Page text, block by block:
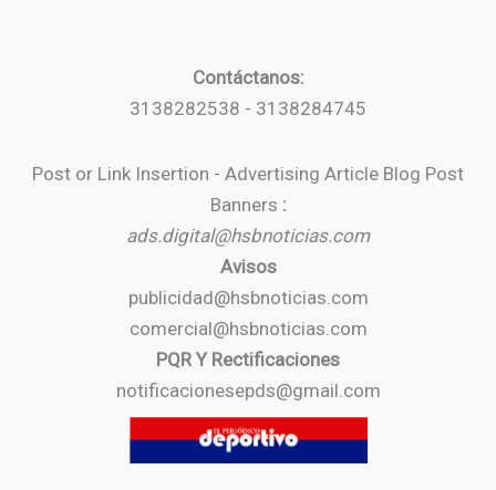
Contáctanos:
3138282538 - 3138284745
Post or Link Insertion - Advertising Article Blog Post
Banners :
ads.digital@hsbnoticias.com
Avisos
publicidad@hsbnoticias.com
comercial@hsbnoticias.com
PQR Y Rectificaciones
notificacionesepds@gmail.com